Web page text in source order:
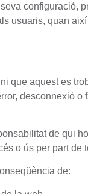
configuració,
usuaris, quan
que aquest es
desconnexió o
de qui
o ús per part de
de: